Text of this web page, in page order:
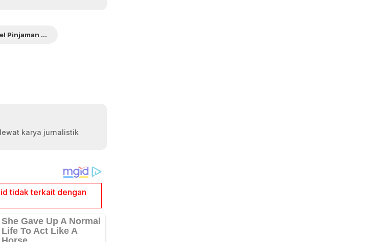
tabel Pinjaman Non KUR BRI 2025
karya jurnalistik